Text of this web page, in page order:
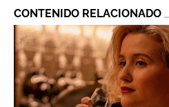
CONTENIDO RELACIONADO